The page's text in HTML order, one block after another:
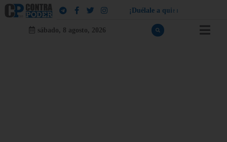
¡ Dué a e a qui e n
sábado, 8 agosto, 2026